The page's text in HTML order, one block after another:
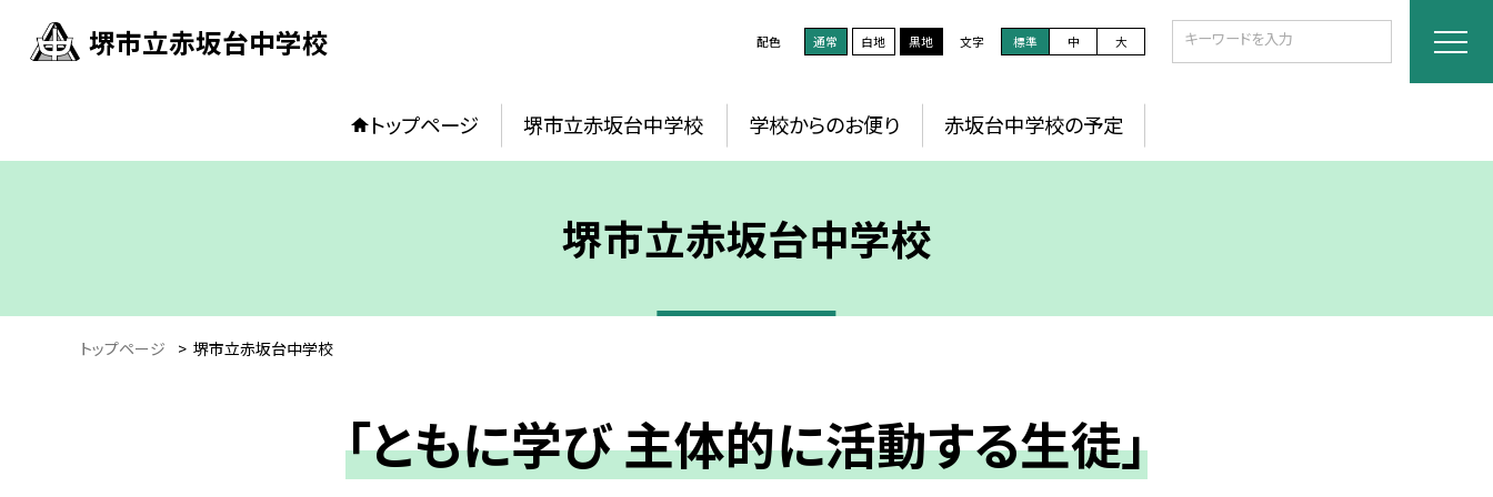
堺市立赤坂台中学校 配色 通常 白地 黒地 文字 標準 中 大
トップページ 堺市立赤坂台中学校 学校からのお便り 赤坂台中学校の予定
堺市立赤坂台中学校
トップページ > 堺市立赤坂台中学校
「ともに学び 主体的に活動する生徒」